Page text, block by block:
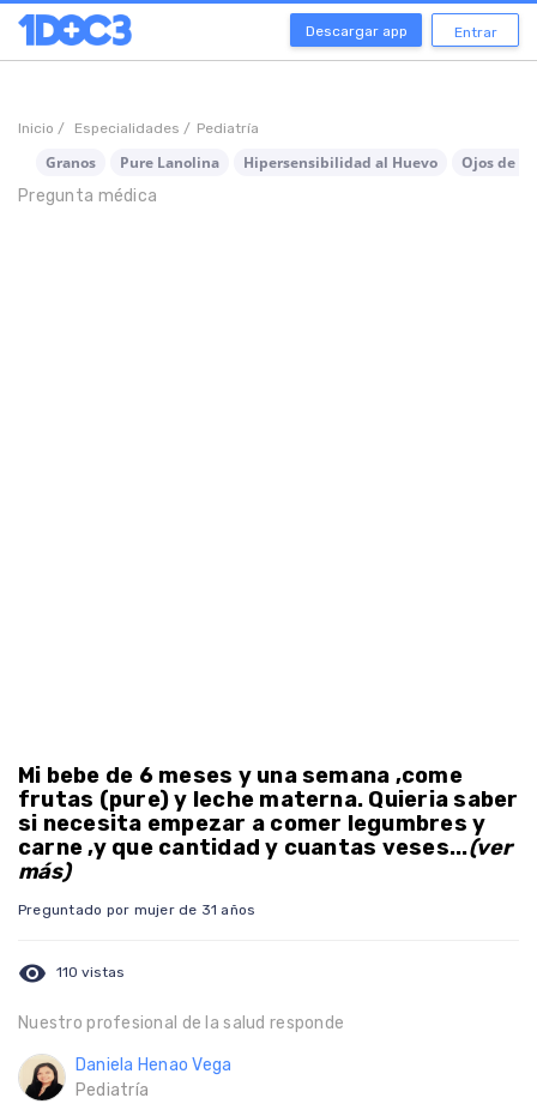
Descargar app Entrar
Inicio / Especialidades / Pediatría
Granos Pure Lanolina Hipersensibilidad al Huevo
Ojos de
Pregunta médica
Mi bebe de 6 meses y una semana ,come
frutas (pure) y leche materna. Quieria saber
si necesita empezar a comer legumbres y
carne ,y que cantidad y cuantas veses...(ver
más)
Preguntado por mujer de 31 años
visibility 110 vistas
Nuestro profesional de la salud responde
Daniela Henao Vega
Pediatría